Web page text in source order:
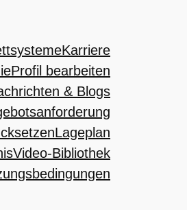
Karriere
Profil bearbeiten
& Blogs
Lageplan
Video-Bibliothek